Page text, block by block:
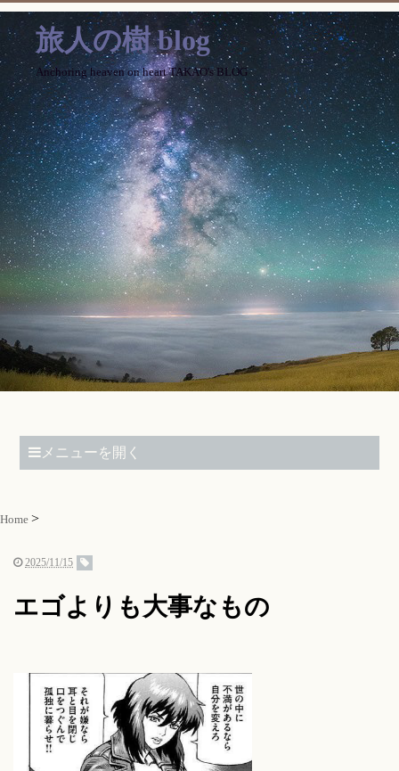
旅人の樹 blog
Anchoring heaven on heart TAKAO's BLOG
メニューを開く
Home
2025/11/15
エゴよりも大事なもの